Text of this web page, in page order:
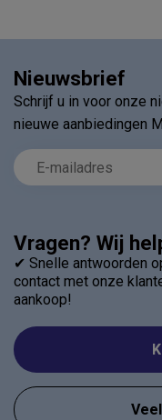
Vragen? Wij
✔ Snelle antwoorden
contact met onze
aankoop!
Nieuwsbrief
Schrijf u in voor onze
nieuwe aanbiedingen